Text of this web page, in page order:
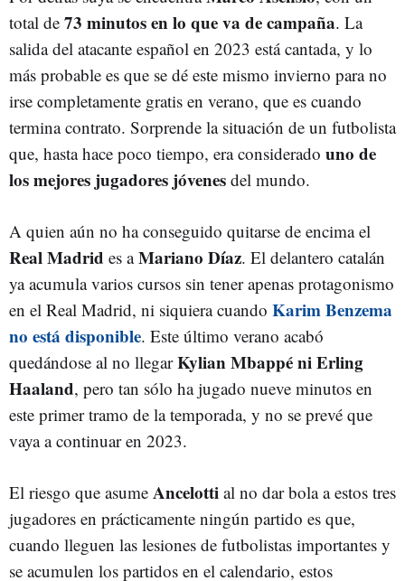
total de 73 minutos en lo que va de campaña. La
salida del atacante español en 2023 está cantada, y lo
más probable es que se dé este mismo invierno para no
irse completamente gratis en verano, que es cuando
termina contrato. Sorprende la situación de un futbolista
que, hasta hace poco tiempo, era considerado uno de
los mejores jugadores jóvenes del mundo.
A quien aún no ha conseguido quitarse de encima el
Real Madrid es aMariano Díaz. El delantero catalán
ya acumula varios cursos sin tener apenas protagonismo
en el Real Madrid, ni siquiera cuando Karim Benzema
no está disponible. Este último verano acabó
quedándose al no llegarKylian Mbappé ni Erling
Haaland, pero tan sólo ha jugado nueve minutos en
este primer tramo de la temporada, y no se prevé que
vaya a continuar en 2023.
El riesgo que asume Ancelotti al no dar bola a estos tres
jugadores en prácticamente ningún partido es que,
cuando lleguen las lesiones de futbolistas importantes y
se acumulen los partidos en el calendario, estos